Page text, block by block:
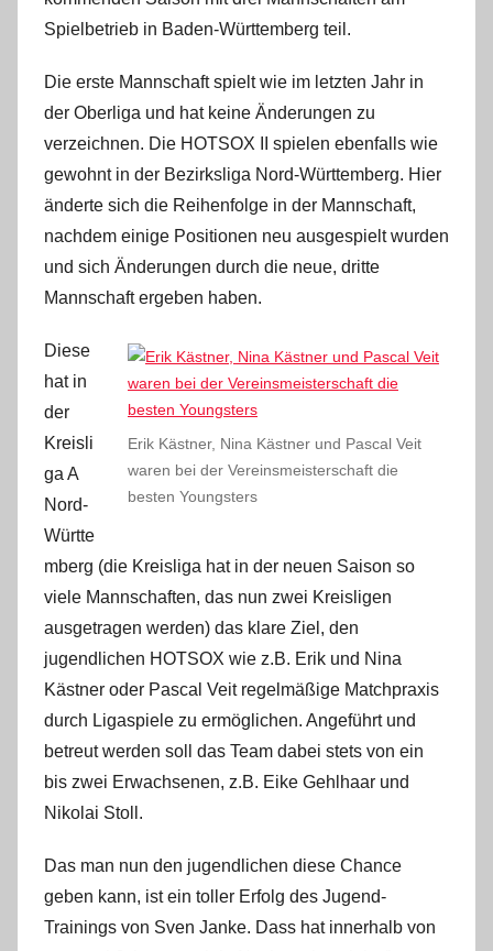
Spielbetrieb in Baden-Württemberg teil.
Die erste Mannschaft spielt wie im letzten Jahr in
der Oberliga und hat keine Änderungen zu
verzeichnen. Die HOTSOX II spielen ebenfalls wie
gewohnt in der Bezirksliga Nord-Württemberg. Hier
änderte sich die Reihenfolge in der Mannschaft,
nachdem einige Positionen neu ausgespielt wurden
und sich Änderungen durch die neue, dritte
Mannschaft ergeben haben.
Erik Kästner, Nina Kästner und Pascal Veit
waren bei der Vereinsmeisterschaft die
besten Youngsters
Diese
hat in
der
Kreisli
ga A
Nord-
Württe
mberg (die Kreisliga hat in der neuen Saison so
viele Mannschaften, das nun zwei Kreisligen
ausgetragen werden) das klare Ziel, den
jugendlichen HOTSOX wie z.B. Erik und Nina
Kästner oder Pascal Veit regelmäßige Matchpraxis
durch Ligaspiele zu ermöglichen. Angeführt und
betreut werden soll das Team dabei stets von ein
bis zwei Erwachsenen, z.B. Eike Gehlhaar und
Nikolai Stoll.
Das man nun den jugendlichen diese Chance
geben kann, ist ein toller Erfolg des Jugend-
Trainings von Sven Janke. Dass hat innerhalb von